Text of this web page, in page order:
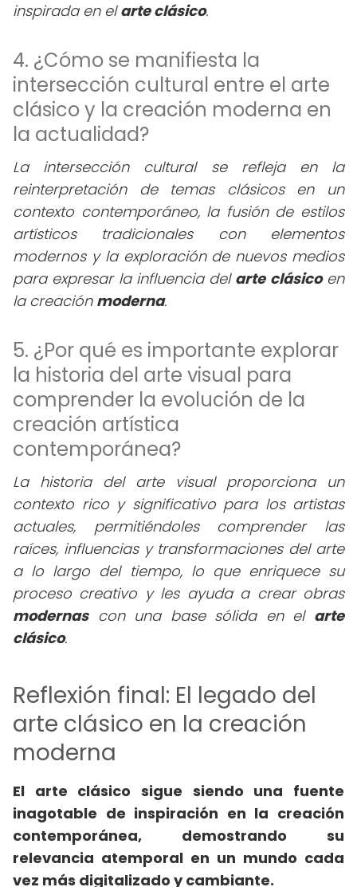
inspirada en elarte clásico.
4. ¿Cómo se manifiesta la
intersección cultural entre el arte
clásico y la creación moderna en
la actualidad?
La intersección cultural se refleja en la
reinterpretación de temas clásicos en un
contexto contemporáneo, la fusión de estilos
artísticos tradicionales con elementos
modernos y la exploración de nuevos medios
para expresar la influencia del arte clásicoen
la creación moderna.
5. ¿Por qué es importante explorar
la historia del arte visual para
comprender la evolución de la
creación artística
contemporánea?
La historia del arte visual proporciona un
contexto rico y significativo para los artistas
actuales, permitiéndoles comprender las
raíces, influencias y transformaciones del arte
a lo largo del tiempo, lo que enriquece su
proceso creativo y les ayuda a crear obras
modernascon una base sólida en el arte
clásico.
Reflexión final: El legado del
arte clásico en la creación
moderna
El arte clásico sigue siendo una fuente
inagotable de inspiración en la creación
contemporánea, demostrando su
relevancia atemporal en un mundo cada
vez más digitalizado y cambiante.